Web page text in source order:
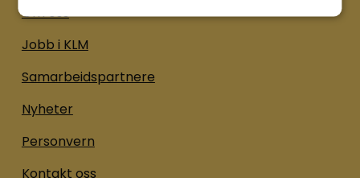
Om oss
Jobb i KLM
Samarbeidspartnere
Nyheter
Personvern
Kontakt oss